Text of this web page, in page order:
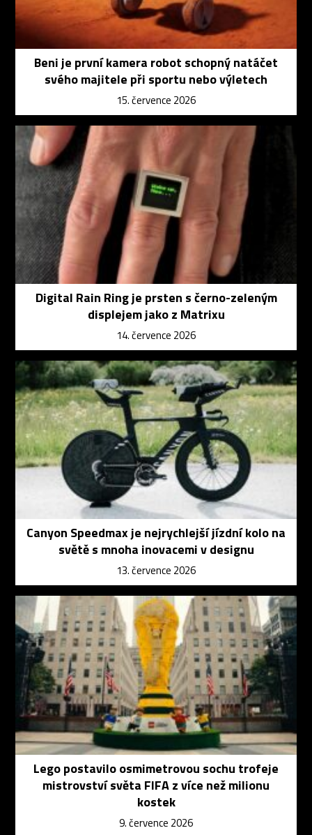
Beni je první kamera robot schopný natáčet
svého majitele při sportu nebo výletech
15. července 2026
Digital Rain Ring je prsten s černo-zeleným
displejem jako z Matrixu
14. července 2026
Canyon Speedmax je nejrychlejší jízdní kolo na
světě s mnoha inovacemi v designu
13. července 2026
Lego postavilo osmimetrovou sochu trofeje
mistrovství světa FIFA z více než milionu
kostek
9. července 2026